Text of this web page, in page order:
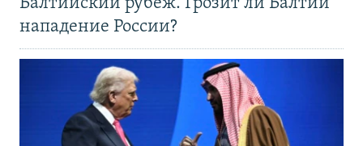
нападение России?